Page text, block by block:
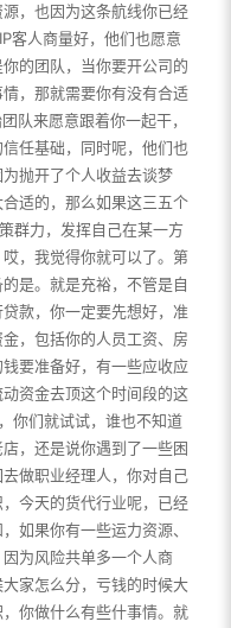
，也因为这条航线你已经
客人商量好，他们也愿意
的团队，当你要开公司的
，那就需要你有没有合适
队来愿意跟着你一起干，
任基础，同时呢，他们也
抛开了个人收益去谈梦
适的，那么如果这三五个
群力，发挥自己在某一方
，我觉得你就可以了。第
是。就是充裕，不管是自
款，你一定要先想好，准
，包括你的人员工资、房
要准备好，有一些应收应
资金去顶这个时间段的这
你们就试试，谁也不知道
，还是说你遇到了一些困
做职业经理人，你对自己
今天的货代行业呢，已经
如果你有一些运力资源、
为风险共单多一个人商
家怎么分，亏钱的时候大
你做什么有些什事情。就